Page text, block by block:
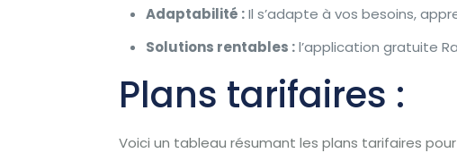
Adaptabilité :Il s’adapte à vos besoins,
Solutions rentables :l’application gratuite
Plans tarifaires :
Voici un tableau résumant les plans tarifaires pour